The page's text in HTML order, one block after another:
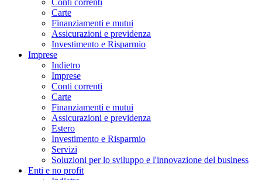
Conti correnti
Carte
Finanziamenti e mutui
Assicurazioni e previdenza
Investimento e Risparmio
Imprese
Indietro
Imprese
Conti correnti
Carte
Finanziamenti e mutui
Assicurazioni e previdenza
Estero
Investimento e Risparmio
Servizi
Soluzioni per lo sviluppo e l'innovazione del business
Enti e no profit